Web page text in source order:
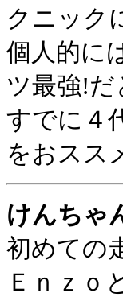
クニック
個人的に
ツ最強!
すでに４
をおスス
けんちゃ
初めての
Ｅｎｚｏ